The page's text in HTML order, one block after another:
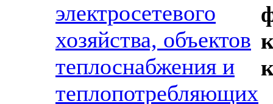
электросетевого
хозяйства, объектов
теплоснабжения и
теплопотребляющих